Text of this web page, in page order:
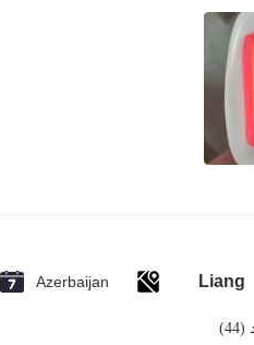
Liang
Azerbaijan